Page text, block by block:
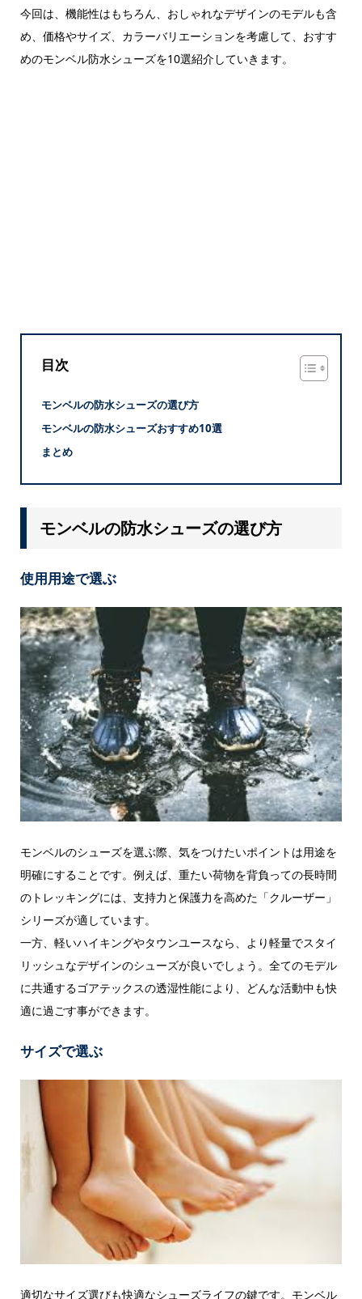
今回は、機能性はもちろん、おしゃれなデザインのモデルも含
め、価格やサイズ、カラーバリエーションを考慮して、おすす
めのモンベル防水シューズを10選紹介していきます。
目次
モンベルの防水シューズの選び方
モンベルの防水シューズおすすめ10選
まとめ
モンベルの防水シューズの選び方
使用用途で選ぶ
モンベルのシューズを選ぶ際、気をつけたいポイントは用途を
明確にすることです。例えば、重たい荷物を背負っての長時間
のトレッキングには、支持力と保護力を高めた「クルーザー」
シリーズが適しています。
一方、軽いハイキングやタウンユースなら、より軽量でスタイ
リッシュなデザインのシューズが良いでしょう。全てのモデル
に共通するゴアテックスの透湿性能により、どんな活動中も快
適に過ごす事ができます。
サイズで選ぶ
適切なサイズ選びも快適なシューズライフの鍵です。モンベル